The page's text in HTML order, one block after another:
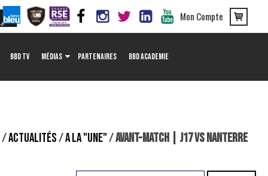
Mon Compte
BBD TV MÉDIAS PARTENAIRES BBD ACADEMIE
/ACTUALITÉS/A LA "UNE"/AVANT-MATCH | J17 VS NANTERRE